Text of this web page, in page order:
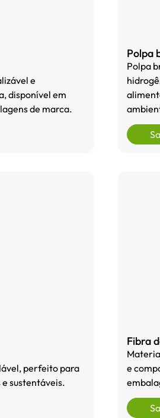
e
disponível em
de marca.
Polpa
Polpa
perfeito para
sustentáveis.
Fibra
e